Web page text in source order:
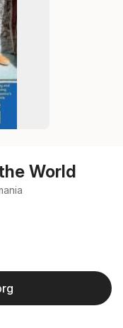
World